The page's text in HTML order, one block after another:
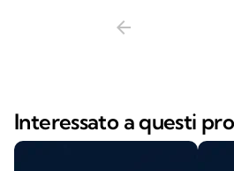
arrow_back
Interessato a questi